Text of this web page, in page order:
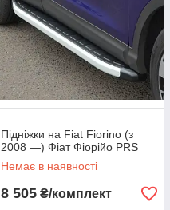
Підніжки на Fiat Fiorino (з
2008 —) Фіат Фіорійо PRS
Немає в наявності
8 505 ₴/комплект